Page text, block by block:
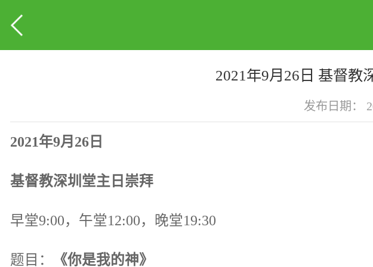
2021年9月26日 基督教
发布日期：
2021年9月26日
基督教深圳堂主日崇拜
早堂9:00，午堂12:00，晚堂19:30
题目： 《你是我的神》